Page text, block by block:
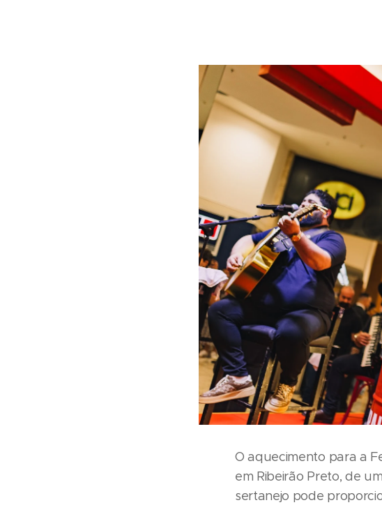
O aquecimento para a
em Ribeirão Preto, de
sertanejo pode